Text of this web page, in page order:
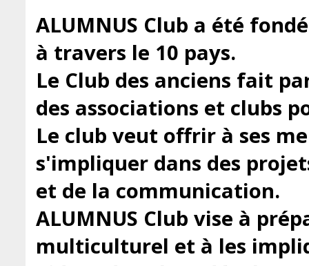
ALUMNUS Club a été
à travers le 10 pays.
Le Club des anciens fait
des associations et clubs
Le club veut offrir à ses
s'impliquer dans des
et de la communication.
ALUMNUS Club vise à
multiculturel et à les